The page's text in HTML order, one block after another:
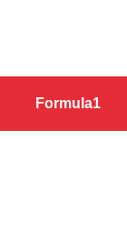
Formula1